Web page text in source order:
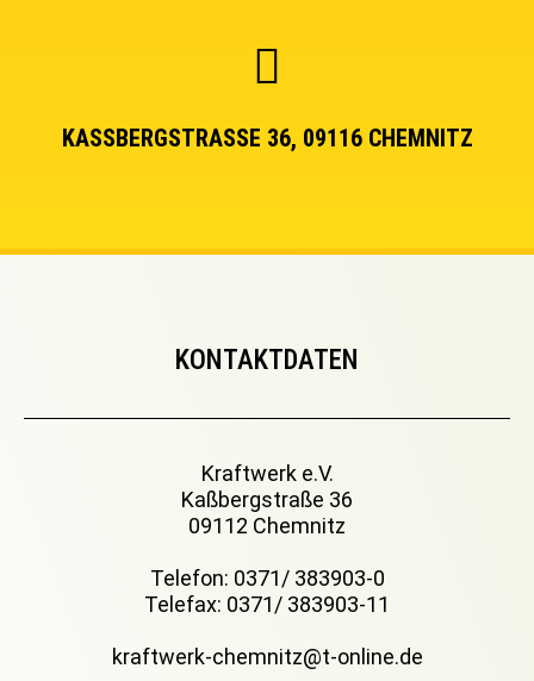
KASSBERGSTRASSE 36, 09116 CHEMNITZ
KONTAKTDATEN
Kraftwerk e.V.
Kaßbergstraße 36
09112 Chemnitz
Telefon: 0371/ 383903-0
Telefax: 0371/ 383903-11
kraftwerk-chemnitz@t-online.de